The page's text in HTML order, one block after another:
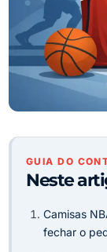
GUIA DO
Neste
Camisas
fechar o